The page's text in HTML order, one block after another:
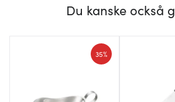
Du kanske också
35%